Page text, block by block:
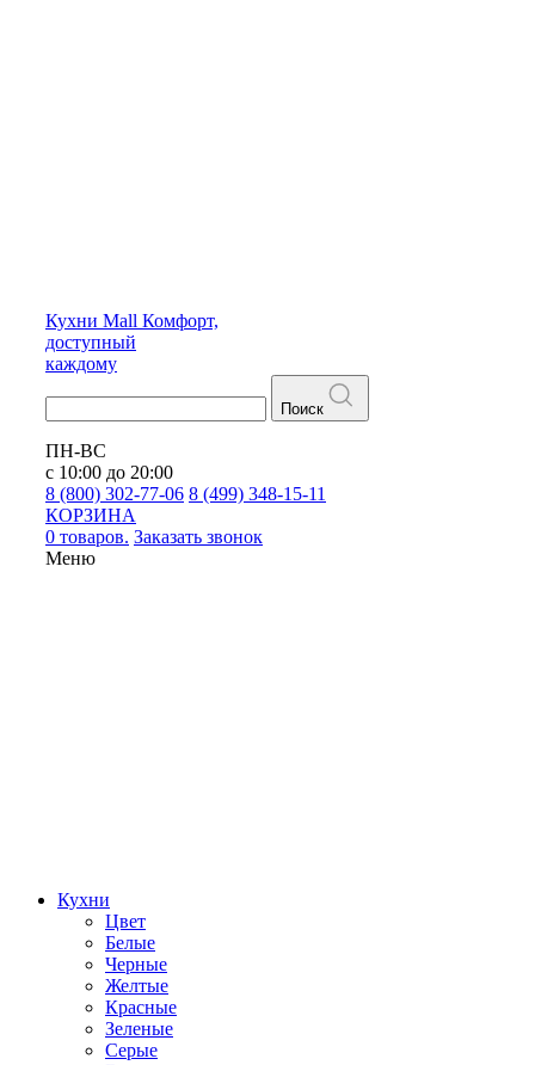
Кухни Mall Комфорт,
доступный
каждому
Поиск
ПН-ВС
с 10:00 до 20:00
8 (800) 302-77-06 8 (499) 348-15-11
КОРЗИНА
0 товаров. Заказать звонок
Меню
Кухни
Цвет
Белые
Черные
Желтые
Красные
Зеленые
Серые